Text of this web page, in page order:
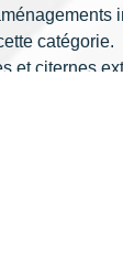
catégorie.
et citernes